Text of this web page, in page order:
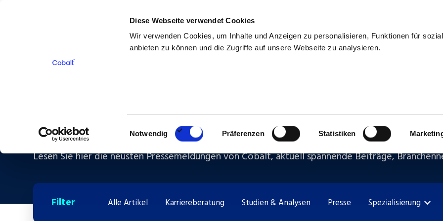
Diese Webseite verwendet Cookies
Wir verwenden Cookies, um Inhalte und Anzeigen zu personalisieren, Funktionen für
anbieten zu können und die Zugriffe auf unsere Webseite zu analysieren.
Einwilligungsauswahl
Notwendig Präferenzen Statistiken
Für Bewerber Für Kunden Über uns Blog & Presse
Lesen Sie hier die neusten Pressemeldungen von Cobalt, aktuell spannende Beiträge,
Filter Alle Artikel Karriereberatung Studien & Analysen Presse Spezialisierung